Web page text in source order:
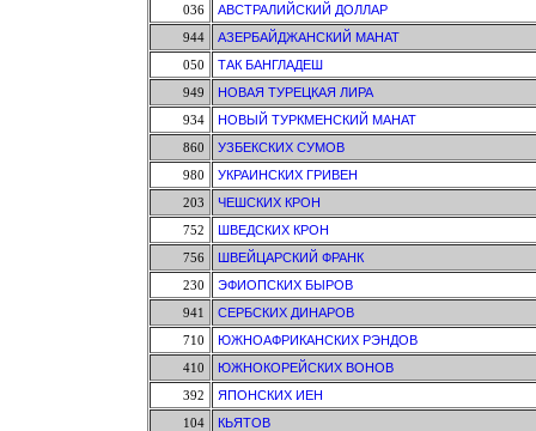
036
АВСТРАЛИЙСКИЙ ДОЛЛАР
944
АЗЕРБАЙДЖАНСКИЙ МАНАТ
050
ТАК БАНГЛАДЕШ
949
НОВАЯ ТУРЕЦКАЯ ЛИРА
934
НОВЫЙ ТУРКМЕНСКИЙ МАНАТ
860
УЗБЕКСКИХ СУМОВ
980
УКРАИНСКИХ ГРИВЕН
203
ЧЕШСКИХ КРОН
752
ШВЕДСКИХ КРОН
756
ШВЕЙЦАРСКИЙ ФРАНК
230
ЭФИОПСКИХ БЫРОВ
941
СЕРБСКИХ ДИНАРОВ
710
ЮЖНОАФРИКАНСКИХ РЭНДОВ
410
ЮЖНОКОРЕЙСКИХ ВОНОВ
392
ЯПОНСКИХ ИЕН
104
КЬЯТОВ